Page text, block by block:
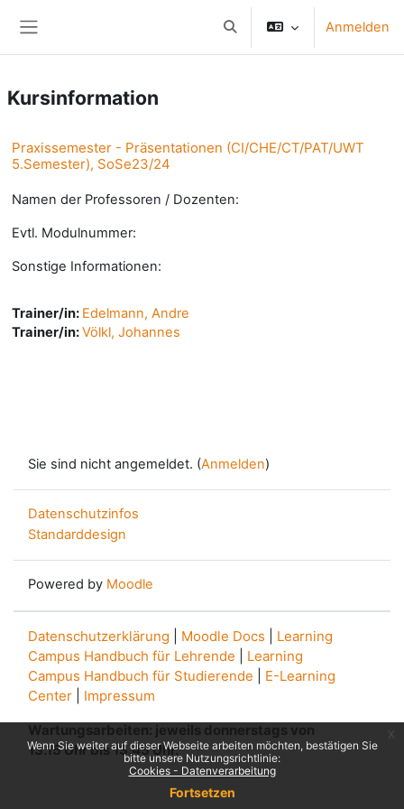
Wenn Sie weiter auf dieser Webseite arbeiten möchten, bestätigen Sie
bitte unsere Nutzungsrichtlinie:
Cookies - Datenverarbeitung
Fortsetzen
Sucheingabe umschalten
Anmelden
Kursinformation
Praxissemester - Präsentationen (CI/CHE/CT/PAT/UWT
5.Semester), SoSe23/24
Namen der Professoren / Dozenten:
Evtl. Modulnummer:
Sonstige Informationen:
Trainer/in: Edelmann, Andre
Trainer/in:Völkl, Johannes
Sie sind nicht angemeldet. (Anmelden)
Datenschutzinfos
Standarddesign
Powered by Moodle
Datenschutzerklärung Moodle Docs
Learning
Campus Handbuch für Lehrende
Learning
Campus Handbuch für Studierende
E-Learning
Center
Impressum
Wartungsarbeiten: jeweils donnerstags von
13.15 Uhr bis 13.45 Uhr.